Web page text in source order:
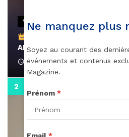
VIDEOS
AMINA, le Magazine de la
April 1, 2022
Ne manquez plus
Soyez au courant des
événements et contenus
Magazine.
Prénom *